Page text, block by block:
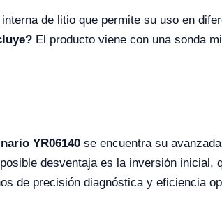
de litio que permite su uso en
El producto viene con una sonda
YR06140 se encuentra su
desventaja es la inversión inicial,
de precisión diagnóstica y eficiencia